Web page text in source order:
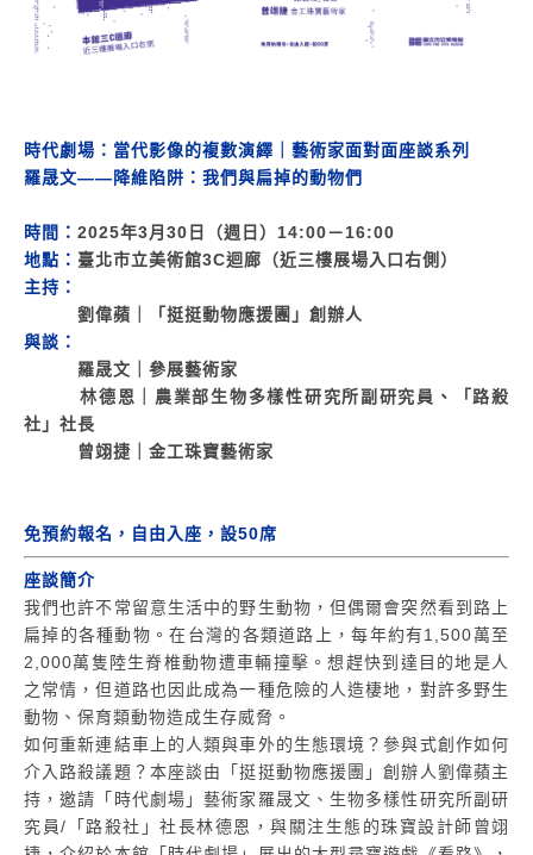
時代劇場：當代影像的複數演繹｜藝術家面對面座談系列
羅晟文——降維陷阱：我們與扁掉的動物們
時間： 2025年3月30日（週日）14:00－16:00
地點： 臺北市立美術館3C迴廊（近三樓展場入口右側）
主持：
劉偉蘋｜「挺挺動物應援團」創辦人
與談：
羅晟文｜參展藝術家
林德恩｜農業部生物多樣性研究所副研究員、「路殺
社」社長
曾翊捷｜金工珠寶藝術家
免預約報名，自由入座，設50席
座談簡介
我們也許不常留意生活中的野生動物，但偶爾會突然看到路上
扁掉的各種動物。在台灣的各類道路上，每年約有1,500萬至
2,000萬隻陸生脊椎動物遭車輛撞擊。想趕快到達目的地是人
之常情，但道路也因此成為一種危險的人造棲地，對許多野生
動物、保育類動物造成生存威脅。
如何重新連結車上的人類與車外的生態環境？參與式創作如何
介入路殺議題？本座談由「挺挺動物應援團」創辦人劉偉蘋主
持，邀請「時代劇場」藝術家羅晟文、生物多樣性研究所副研
究員/「路殺社」社長林德恩，與關注生態的珠寶設計師曾翊